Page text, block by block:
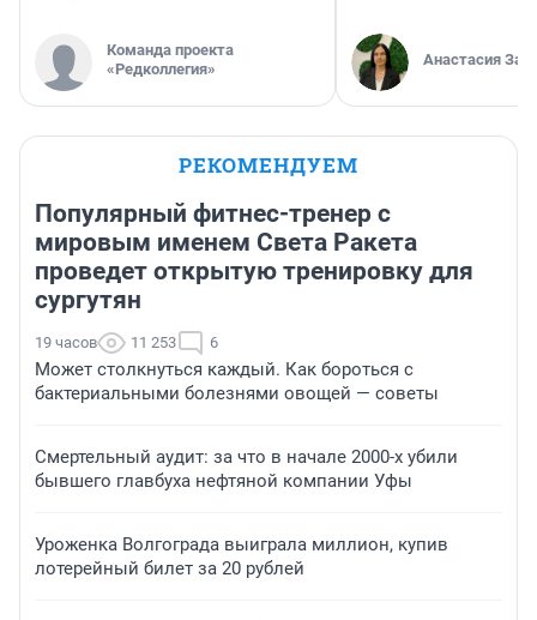
Команда проекта
«Редколлегия»
Анастасия
РЕКОМЕНДУЕМ
Популярный фитнес-тренер с
мировым именем Света Ракета
проведет открытую тренировку для
сургутян
19 часов 11 253 6
Может столкнуться каждый. Как бороться с
бактериальными болезнями овощей — советы
Смертельный аудит: за что в начале 2000-х убили
бывшего главбуха нефтяной компании Уфы
Уроженка Волгограда выиграла миллион, купив
лотерейный билет за 20 рублей